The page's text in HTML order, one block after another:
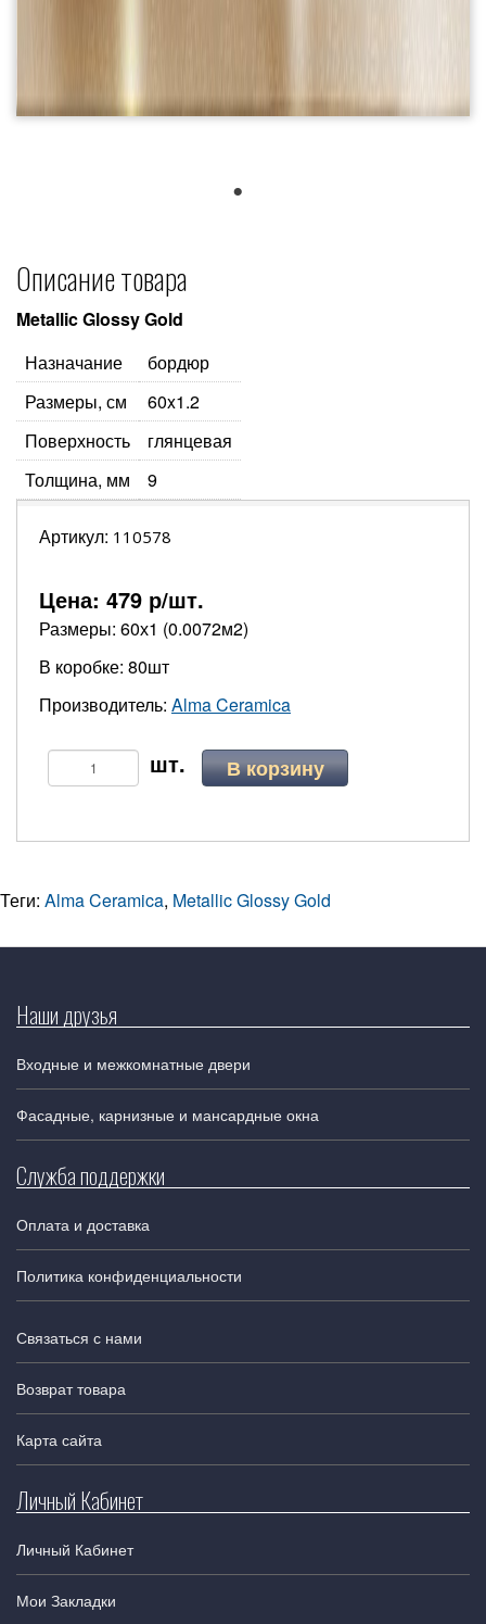
Описание товара
Metallic Glossy Gold
Назначание
бордюр
Размеры, см
60x1.2
Поверхность
глянцевая
Толщина, мм
9
Артикул: 110578
Цена: 479 р/шт.
Размеры: 60х1 (0.0072м2)
В коробке: 80шт
Производитель: Alma Ceramica
В корзину
Теги: Alma Ceramica, Metallic Glossy Gold
Наши друзья
Входные и межкомнатные двери
Фасадные, карнизные и мансардные окна
Служба поддержки
Оплата и доставка
Политика конфиденциальности
Связаться с нами
Возврат товара
Карта сайта
Личный Кабинет
Личный Кабинет
Мои Закладки